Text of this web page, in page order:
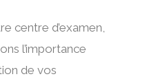
centre d’examen,
l’importance
de vos